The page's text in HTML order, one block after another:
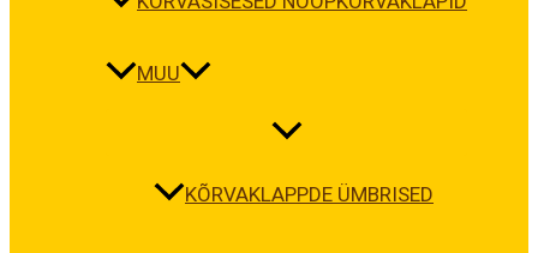
MUU
KÕRVAKLAPPDE ÜMBRISED